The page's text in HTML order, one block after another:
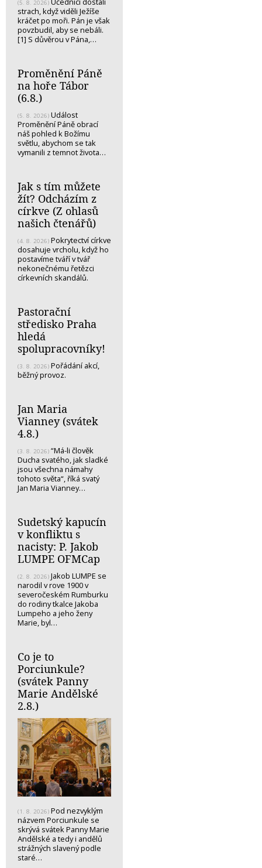
(5. 8. 2026)
strach, když viděli Ježíše
kráčet po moři. Pán je však
povzbudil, aby se nebáli.
[1] S důvěrou v Pána,…
Proměnění Páně
na hoře Tábor
(6.8.)
(5. 8. 2026) Událost
Proměnění Páně obrací
náš pohled k Božímu
světlu, abychom se tak
vymanili z temnot života…
Jak s tím můžete
žít? Odcházím z
církve (Z ohlasů
našich čtenářů)
(4. 8. 2026) Pokrytectví církve
dosahuje vrcholu, když ho
postavíme tváří v tvář
nekonečnému řetězci
církevních skandálů.
Pastorační
středisko Praha
hledá
spolupracovníky!
(3. 8. 2026) Pořádání akcí,
běžný provoz.
Jan Maria
Vianney (svátek
4.8.)
(3. 8. 2026) “Má-li člověk
Ducha svatého, jak sladké
jsou všechna námahy
tohoto světa“, říká svatý
Jan Maria Vianney…
Sudetský kapucín
v konfliktu s
nacisty: P. Jakob
LUMPE OFMCap
(2. 8. 2026) Jakob LUMPE se
narodil v rove 1900 v
severočeském Rumburku
do rodiny tkalce Jakoba
Lumpeho a jeho ženy
Marie, byl…
Co je to
Porciunkule?
(svátek Panny
Marie Andělské
2.8.)
(1. 8. 2026) Pod nezvyklým
názvem Porciunkule se
skrývá svátek Panny Marie
Andělské a tedy i andělů
strážných slavený podle
staré…